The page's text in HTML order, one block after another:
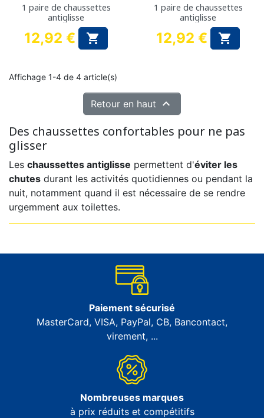
1 paire de chaussettes
antiglisse
Prix
12,92 € 
1 paire de chaussettes
antiglisse
Prix
12,92 € 
Affichage 1-4 de 4 article(s)
Retour en haut 
Des chaussettes confortables pour ne pas
glisser
Les chaussettes antiglisse permettent d'éviter les
chutes durant les activités quotidiennes ou pendant la
nuit, notamment quand il est nécessaire de se rendre
urgemment aux toilettes.
Paiement sécurisé
MasterCard, VISA, PayPal, CB, Bancontact,
virement, ...
Nombreuses marques
à prix réduits et compétitifs